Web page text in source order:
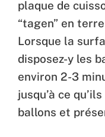
plaque de
“tagen” en
Lorsque la
disposez-y les
environ 2-3
jusqu’à ce
ballons et